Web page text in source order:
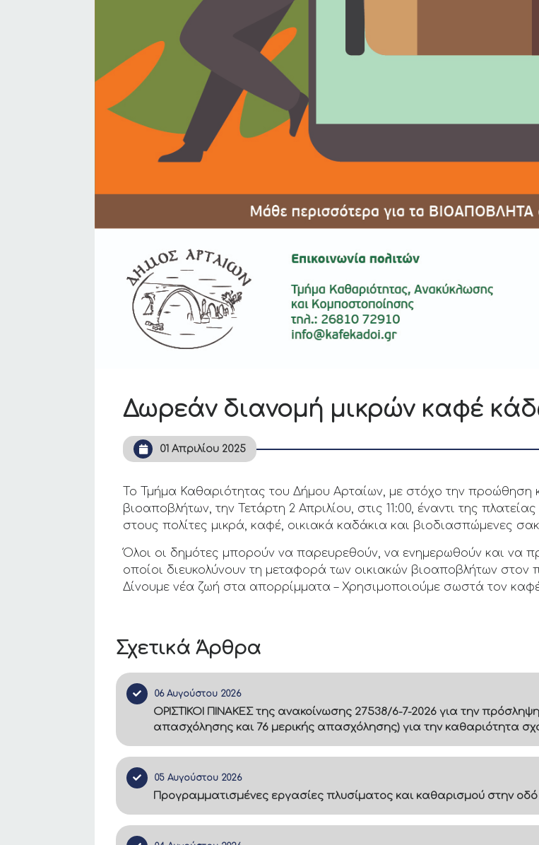
Σχετικά Άρθρα
06 Αυγούστου 2026
ΟΡΙΣΤΙΚΟΙ ΠΙΝΑΚΕΣ της ανακοίνωσης 27538/6-7-2026 για την
απασχόλησης και 76 μερικής απασχόλησης) για την καθαριότητα
05 Αυγούστου 2026
Προγραμματισμένες εργασίες πλυσίματος και καθαρισμού στην οδό
Δωρεάν διανομή μικρών καφέ
01 Απριλίου 2025
Το Τμήμα Καθαριότητας του Δήμου Αρταίων, με στόχο την
βιοαποβλήτων, την Τετάρτη 2 Απριλίου, στις 11:00, έναντι της
στους πολίτες μικρά, καφέ, οικιακά καδάκια και βιοδιασπώμενες
Όλοι οι δημότες μπορούν να παρευρεθούν, να ενημερωθούν και να
οποίοι διευκολύνουν τη μεταφορά των οικιακών βιοαποβλήτων στον
Δίνουμε νέα ζωή στα απορρίμματα – Χρησιμοποιούμε σωστά τον